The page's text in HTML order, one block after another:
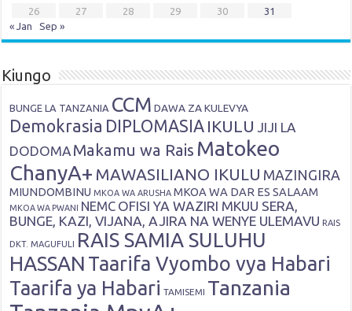
26
27 28 29 30
31
« Jan
Sep »
Kiungo
BUNGE LA TANZANIA CCM DAWA ZA KULEVYA
Demokrasia DIPLOMASIA IKULU JIJI LA
DODOMA Makamu wa Rais Matokeo
ChanyA+ MAWASILIANO IKULU MAZINGIRA
MIUNDOMBINU MKOA WA ARUSHA MKOA WA DAR ES SALAAM
MKOA WA PWANI NEMC OFISI YA WAZIRI MKUU SERA,
BUNGE, KAZI, VIJANA, AJIRA NA WENYE ULEMAVU RAIS
DKT. MAGUFULI RAIS SAMIA SULUHU
HASSAN Taarifa Vyombo vya Habari
Taarifa ya Habari TAMISEMI Tanzania